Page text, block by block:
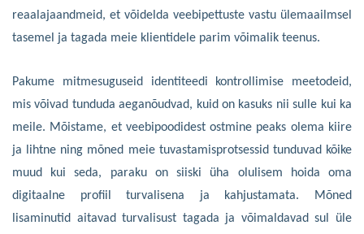
reaalajaandmeid, et võidelda veebipettuste vastu ülemaailmse
tasemel ja tagada meie klientidele parim võimalik teenus.
Pakume mitmesuguseid identiteedi kontrollimise meetodeid,
mis võivad tunduda aeganõudvad, kuid on kasuks niisulle kui ka
mei le. Mõistame, et veebipoodidestostmine peaks olema kiire
ja lihtne ning mõned meie tuvastamisprotsessid tunduvad kõike
muud
kui seda, paraku onsiiski üha olulisem hoida oma
digitaalne profiil turvalisena ja kahjustamata. Mõned
lisaminutid aitavad turvalisust tagada ja võimaldavadsul
üle